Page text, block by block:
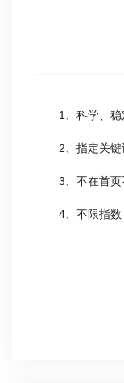
1、科学、
2、指定关
3、不在首
4、不限指数